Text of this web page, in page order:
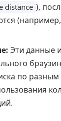
distance ),
Эти данные
по